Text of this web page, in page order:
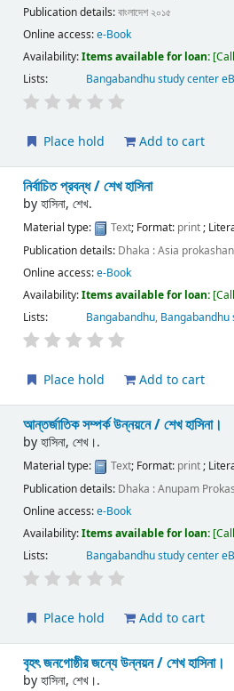
Publication details:বাংলাদেশ ২০১৫
Online access:e-Book
Availability:Items available for loan:
Lists:
Bangabandhu study center
Place hold Add to cart
নির্বাচিত প্রবন্ধ /শেখ হাসিনা
byহাসিনা, শেখ.
Material type: Text; Format: print;
Publication details: Dhaka :Asia
Online access:e-Book
Availability:Items available for loan:
Lists:
Bangabandhu, Bangabandhu
Place hold Add to cart
আন্তর্জাতিক সম্পর্ক উন্নয়নে /শেখ হাসিনা।
byহাসিনা, শেখ।.
Material type: Text; Format: print;
Publication details: Dhaka :Anupam
Online access:e-Book
Availability:Items available for loan:
Lists:
Bangabandhu study center
Place hold Add to cart
বৃহৎ জনগোষ্ঠীর জন্যে উন্নয়ন /শেখ হাসিনা।
byহাসিনা, শেখ।.